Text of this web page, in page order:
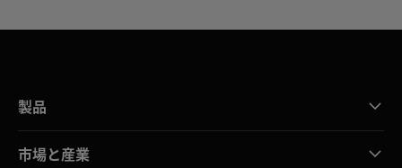
製品
市場と産業